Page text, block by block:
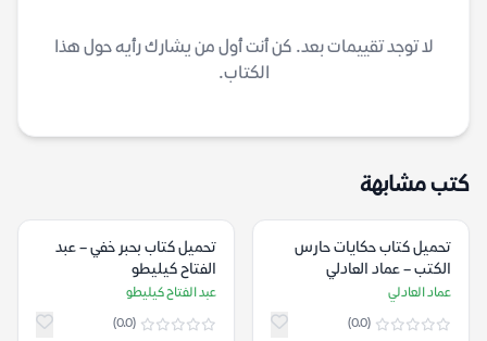
لا توجد تقييمات بعد. كن أنت أول من يشارك رأيه حول هذا
الكتاب.
كتب مشابهة
تحميل كتاب حكايات حارس
الكتب – عماد العادلي
عماد العادلي
(0.0)
تحميل كتاب بحبر خفي – عبد
الفتاح كيليطو
عبد الفتاح كيليطو
(0.0)